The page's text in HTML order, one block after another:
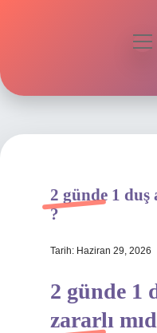
Hakkımızda
2 günde 1 duş
?
Tarih: Haziran 29, 2026
2 günde 1
zararlı